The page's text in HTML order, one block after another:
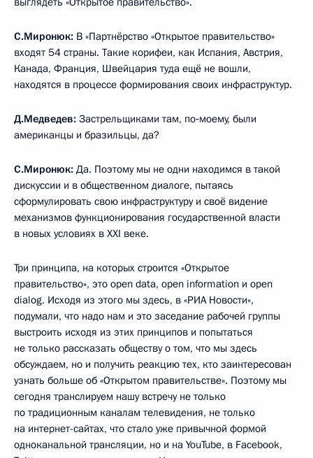
С.Миронюк: В «Партнёрство «Открытое правительство»
входят 54 страны. Такие корифеи, как Испания, Австрия,
Канада, Франция, Швейцария туда ещё не вошли,
находятся в процессе формирования своих инфраструктур.
Д.Медведев: Застрельщиками там, по‑моему, были
американцы и бразильцы, да?
С.Миронюк: Да. Поэтому мы не одни находимся в такой
дискуссии и в общественном диалоге, пытаясь
сформулировать свою инфраструктуру и своё видение
механизмов функционирования государственной власти
в новых условиях в XXI веке.
Три принципа, на которых строится «Открытое
правительство», это open data, open information и open
dialog. Исходя из этого мы здесь, в «РИА Новости»,
подумали, что надо нам и это заседание рабочей группы
выстроить исходя из этих принципов и попытаться
не только рассказать обществу о том, что мы здесь
обсуждаем, но и получить реакцию тех, кто заинтересован
узнать больше об «Открытом правительстве». Поэтому мы
сегодня транслируем нашу встречу не только
по традиционным каналам телевидения, не только
на интернет-сайтах, что стало уже привычной формой
одноканальной трансляции, но и на YouTube, в Facebook,